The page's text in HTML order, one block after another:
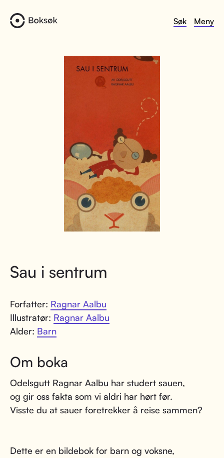
Søk Meny
Sau i sentrum
Forfatter: Ragnar Aalbu
Illustratør: Ragnar Aalbu
Alder: Barn
Om boka
Odelsgutt Ragnar Aalbu har studert sauen,
og gir oss fakta som vi aldri har hørt før.
Visste du at sauer foretrekker å reise sammen?
Dette er en bildebok for barn og voksne,